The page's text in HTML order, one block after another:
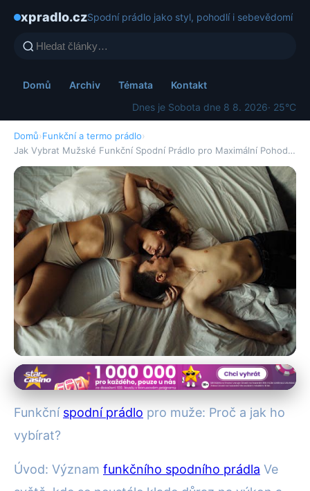
xpradlo.czSpodní prádlo jako styl, pohodlí i sebevědomí
Domů Archiv Témata
Kontakt
Dnes je Sobota dne 8 8. 2026· 25°C
Domů›Funkční a termo prádlo›
Jak Vybrat Mužské Funkční Spodní Prádlo pro Maximální Pohod…
Funkční a termo prádlo
Jak Vybrat Mužské Funkční
Spodní Prádlo pro Maximální
Pohodlí
Funkční spodní prádlo pro muže: Proč a jak ho
vybírat?
Úvod: Význam funkčního spodního prádla Ve